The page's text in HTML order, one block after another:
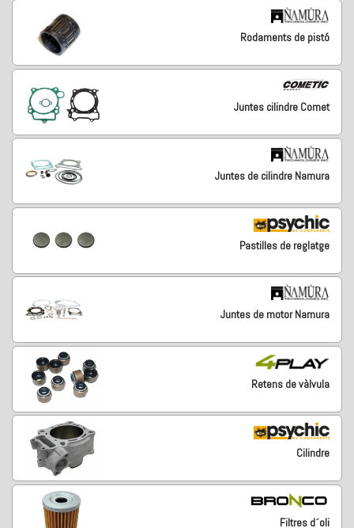
Rodaments de pistó
Juntes cilindre Comet
Juntes de cilindre Namura
Pastilles de reglatge
Juntes de motor Namura
Retens de vàlvula
Cilindre
Filtres d´oli